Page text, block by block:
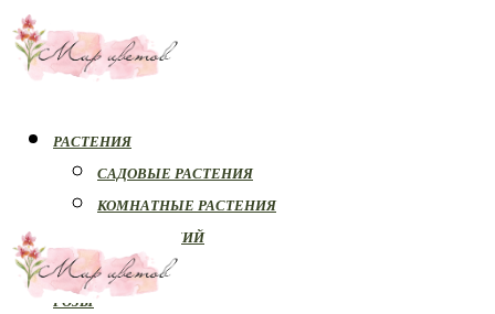
РАСТЕНИЯ
САДОВЫЕ РАСТЕНИЯ
КОМНАТНЫЕ РАСТЕНИЯ
БОЛЕЗНИ РАСТЕНИЙ
ОРХИДЕИ
РОЗЫ